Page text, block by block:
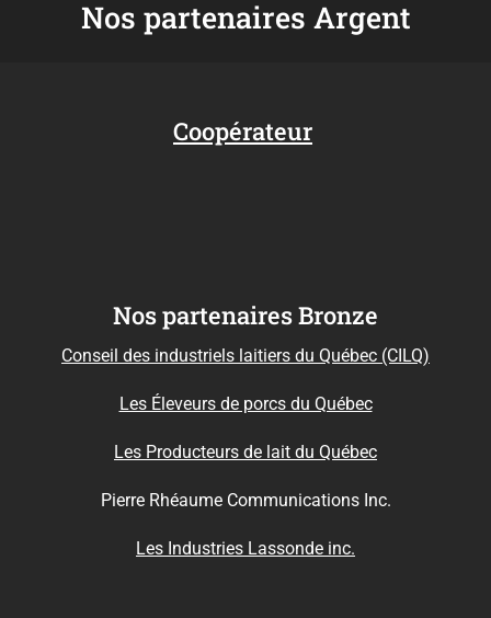
Nos partenaires Argent
Coopérateur
Nos partenaires Bronze
Conseil des industriels laitiers du Québec (CILQ)
Les Éleveurs de porcs du Québec
Les Producteurs de lait du Québec
Pierre Rhéaume Communications Inc.
Les Industries Lassonde inc.